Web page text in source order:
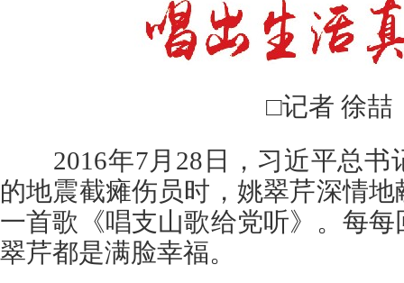
□记者 徐喆
2016年7月28日，习近平总书
的地震截瘫伤员时，姚翠芹深情
一首歌《唱支山歌给党听》。每
翠芹都是满脸幸福。